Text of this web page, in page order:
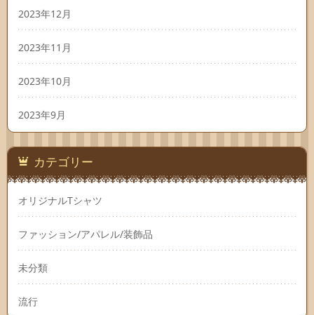
2023年12月
2023年11月
2023年10月
2023年9月
カテゴリー
オリジナルTシャツ
ファッション/アパレル/装飾品
未分類
流行